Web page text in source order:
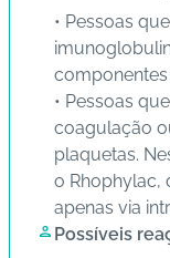
A
P
P
• Pessoas
• Pessoas
coagulação
plaquetas.
o Rhophylac,
apenas via
Possíveis